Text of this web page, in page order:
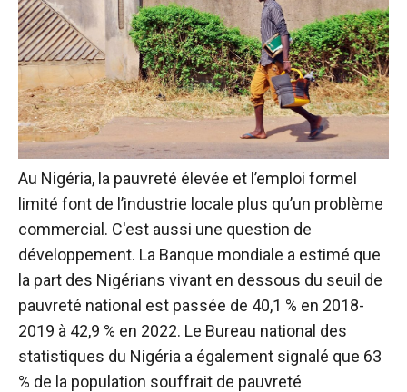
Au Nigéria, la pauvreté élevée et l’emploi formel
limité font de l’industrie locale plus qu’un problème
commercial. C'est aussi une question de
développement. La Banque mondiale a estimé que
la part des Nigérians vivant en dessous du seuil de
pauvreté national est passée de 40,1 % en 2018-
2019 à 42,9 % en 2022. Le Bureau national des
statistiques du Nigéria a également signalé que 63
% de la population souffrait de pauvreté